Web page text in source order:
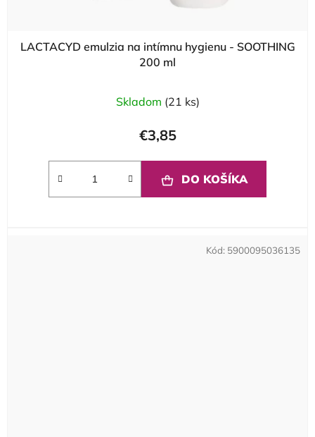
LACTACYD emulzia na intímnu hygienu - SOOTHING
200 ml
Skladom (21 ks)
€3,85
DO KOŠÍKA
Kód: 5900095036135